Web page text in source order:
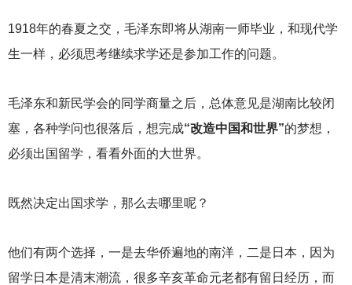
1918年的春夏之交，毛泽东即将从湖南一师毕业，和现代学
生一样，必须思考继续求学还是参加工作的问题。
毛泽东和新民学会的同学商量之后，总体意见是湖南比较闭
塞，各种学问也很落后，想完成“改造中国和世界”的梦想，
必须出国留学，看看外面的大世界。
既然决定出国求学，那么去哪里呢？
他们有两个选择，一是去华侨遍地的南洋，二是日本，因为
留学日本是清末潮流，很多辛亥革命元老都有留日经历，而